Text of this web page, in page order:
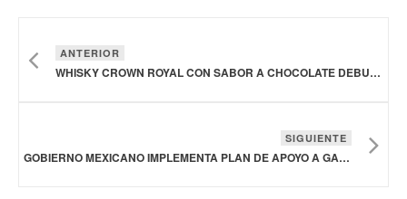
ANTERIOR
WHISKY CROWN ROYAL CON SABOR A CHOCOLATE DEBUTA EN ESTADOS UNIDOS
SIGUIENTE
GOBIERNO MEXICANO IMPLEMENTA PLAN DE APOYO A GANADEROS POR CIERRE FRONTERIZO CON ESTADOS UNIDOS